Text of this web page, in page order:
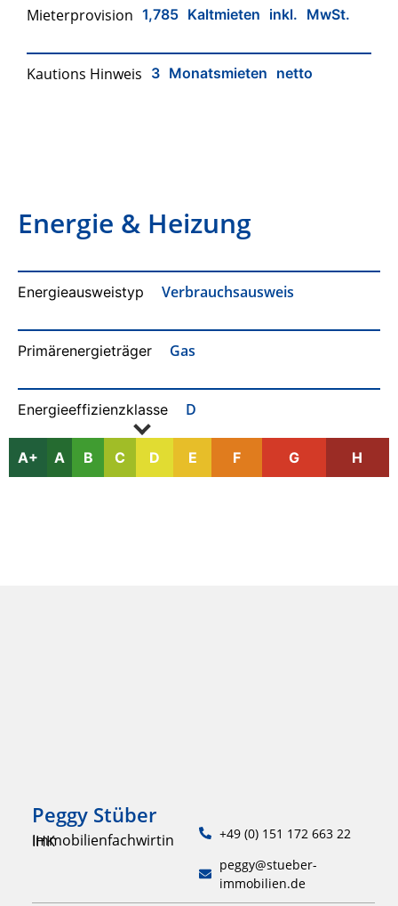
Mieterprovision 1,785 Kaltmieten inkl. MwSt.
Kautions Hinweis 3 Monatsmieten netto
Energie & Heizung
Energie­ausweistyp Verbrauchsausweis
Primärenergieträger Gas
Energieeffizienzklasse D
A+ A B C D E F G H
Peggy Stüber
Immobilienfachwirtin IHK
+49 (0) 151 172 663 22
peggy@stueber-
immobilien.de